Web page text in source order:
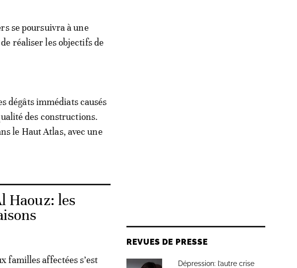
se poursuivra à une
réaliser les objectifs de
dégâts immédiats causés
des constructions.
le Haut Atlas, avec une
Haouz: les
familles affectées s’est
REVUES DE PRESSE
Dépression: l’autre crise